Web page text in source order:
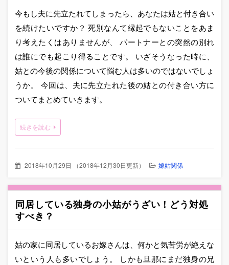
今もし夫に先立たれてしまったら、あなたは姑と付き合い
を続けたいですか？ 死別なんて縁起でもないことをあま
り考えたくはありませんが、 パートナーとの突然の別れ
は誰にでも起こり得ることです。 いざそうなった時に、
姑との今後の関係について悩む人は多いのではないでしょ
うか。 今回は、夫に先立たれた後の姑との付き合い方に
ついてまとめていきます。
続きを読む
2018年10月29日 （2018年12月30日更新） 嫁姑関係
同居している独身の小姑がうざい！どう対処
すべき？
姑の家に同居しているお嫁さんは、何かと気苦労が絶えな
いという人も多いでしょう。 しかも旦那にまだ独身の兄